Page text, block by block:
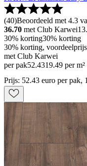
(40)Beoordeeld met 4.3
36.70 met Club Karwei
30% korting30% korting
30% korting,
met Club Karwei
per pak52.4319.49 per m²
Prijs: 52.43 euro per pak,